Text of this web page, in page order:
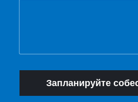
Запланируйте